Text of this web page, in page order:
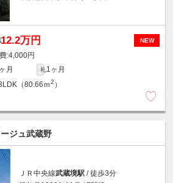
NEW
12.2万円
4,000円
月 礼1ヶ月
（80.66ｍ2 ）
ジュ武蔵野
ＪＲ中央線武蔵境駅 / 徒歩3分